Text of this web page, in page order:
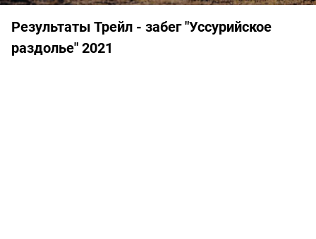
Результаты Трейл - забег "Уссурийское
раздолье" 2021